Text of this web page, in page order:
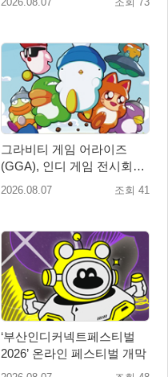
그라비티 게임 어라이즈
(GGA), 인디 게임 전시회
‘도쿄 게임 던전 13’ 참가!
2026.08.07 조회 41
‘부산인디커넥트페스티벌
2026’ 온라인 페스티벌 개막